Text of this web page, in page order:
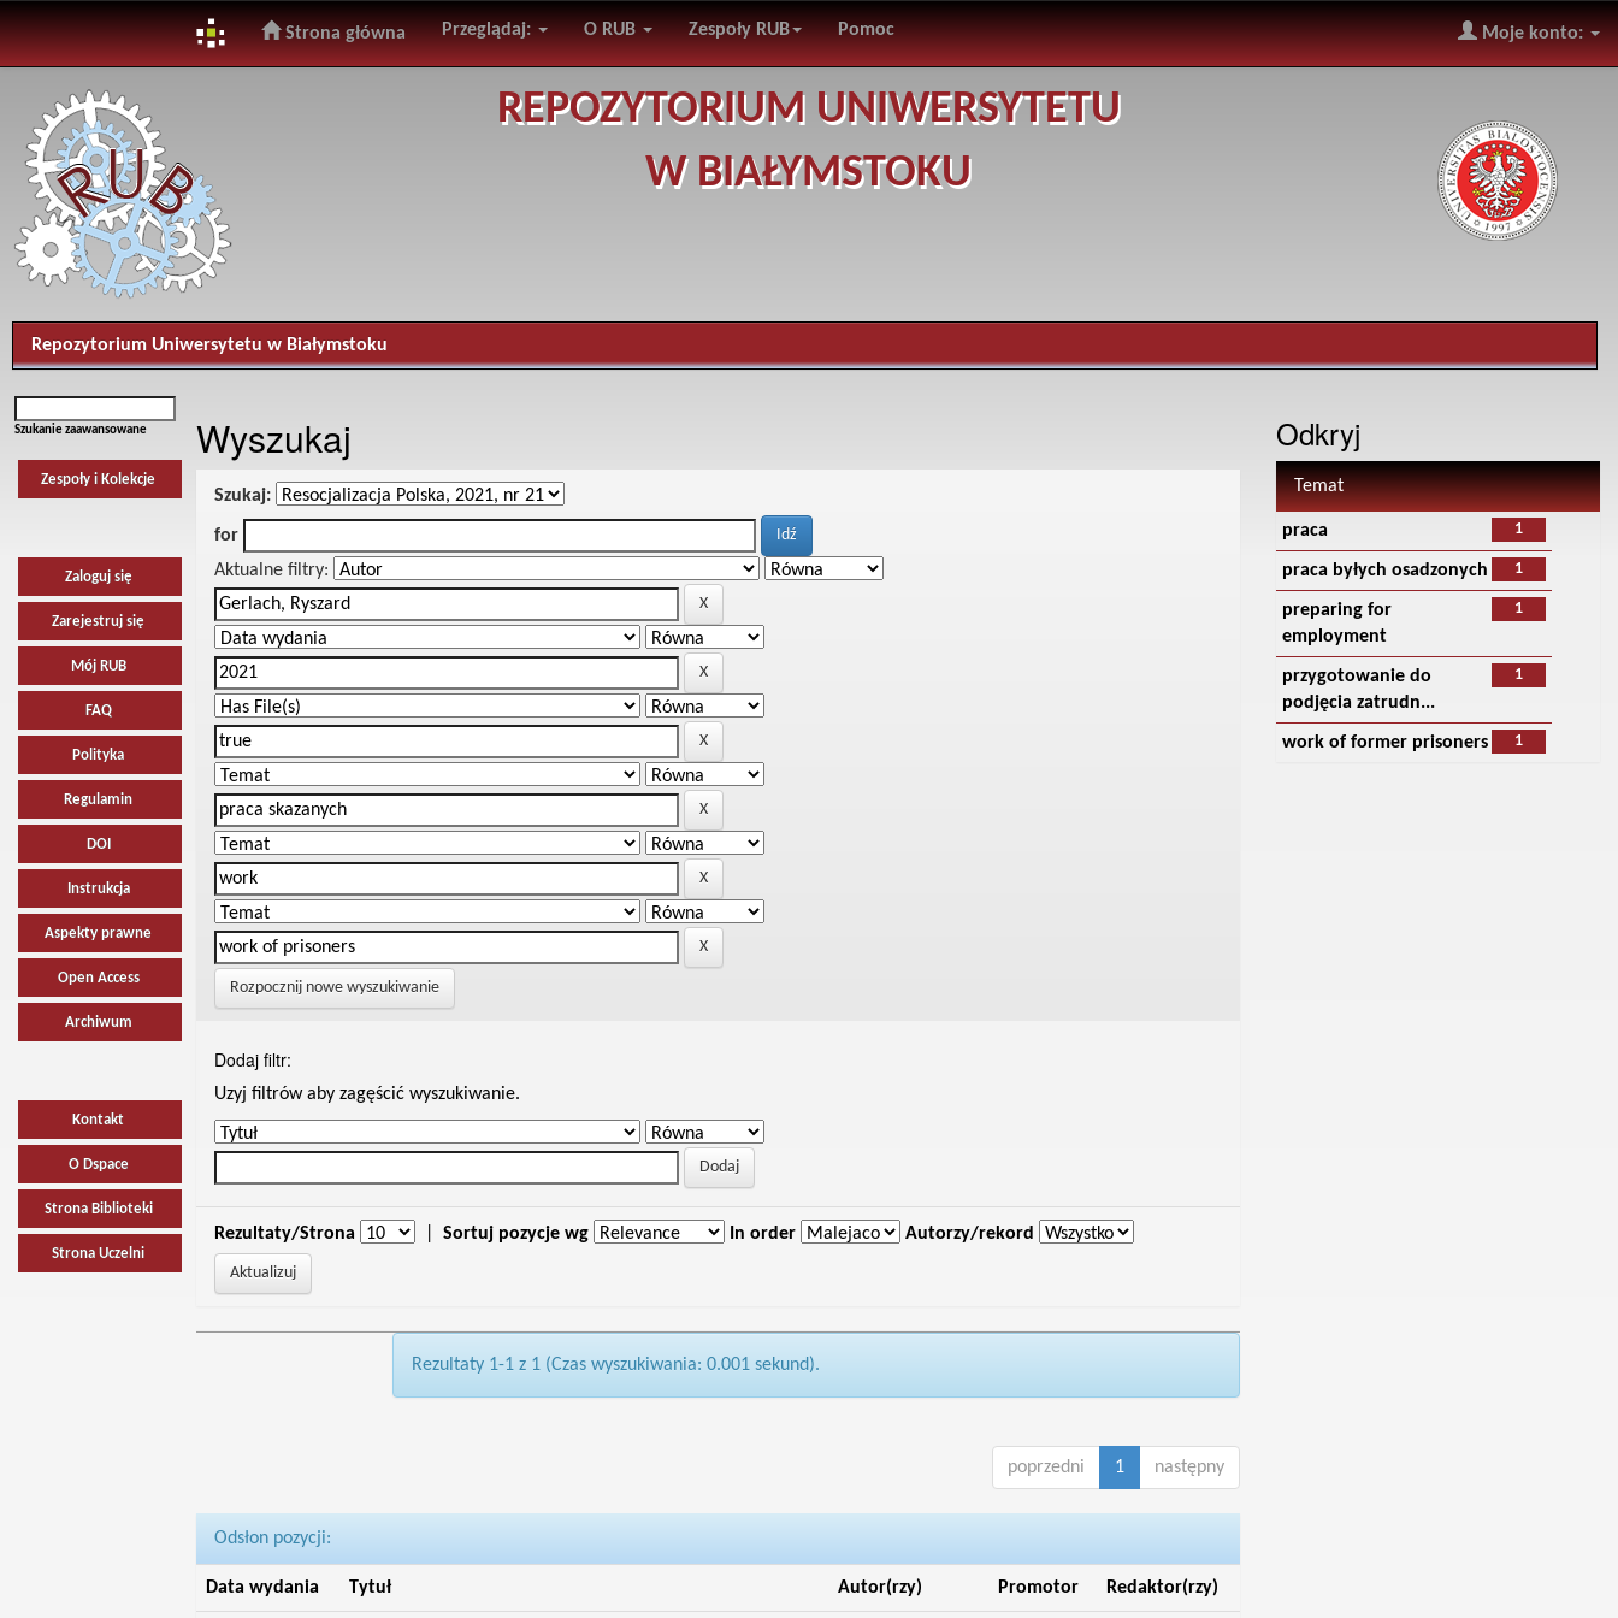
navigation
Strona główna Przeglądaj: O RUB Zespoły RUB Pomoc Moje konto:
REPOZYTORIUM UNIWERSYTETU
W BIAŁYMSTOKU
Repozytorium Uniwersytetu w Białymstoku
Szukanie zaawansowane
Zespoły i Kolekcje
Zaloguj się
Zarejestruj się
Mój RUB
FAQ
Polityka
Regulamin
DOI
Instrukcja
Aspekty prawne
Open Access
Archiwum
Kontakt
O Dspace
Strona Biblioteki
Strona Uczelni
Wyszukaj
Szukaj:
for
Aktualne filtry:
Rozpocznij nowe wyszukiwanie
Dodaj filtr:
Uzyj filtrów aby zagęścić wyszukiwanie.
Rezultaty/Strona Sortuj pozycje wg In order Autorzy/rekord
Rezultaty 1-1 z 1 (Czas wyszukiwania: 0.001 sekund).
poprzedni 1 następny
Odsłon pozycji:
Data wydania Tytuł Autor(rzy) Promotor Redaktor(rzy)
Odkryj
Temat
1
praca
1
praca byłych osadzonych
1
preparing for
employment
1
przygotowanie do
podjęcia zatrudn...
1
work of former prisoners